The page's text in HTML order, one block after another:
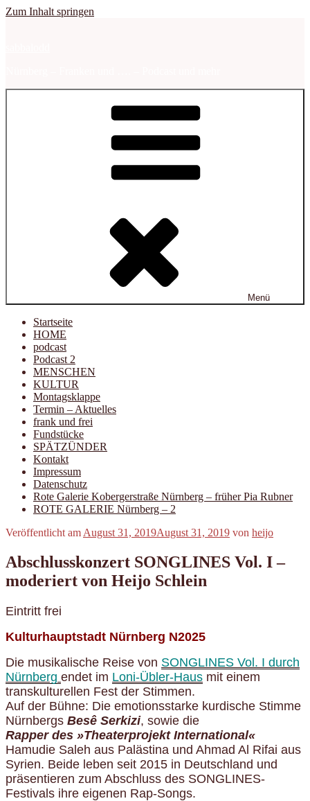
Zum Inhalt springen
Menü
Startseite
HOME
podcast
Podcast 2
MENSCHEN
KULTUR
Montagsklappe
Termin – Aktuelles
frank und frei
Fundstücke
SPÄTZÜNDER
Kontakt
Impressum
Datenschutz
Rote Galerie Kobergerstraße Nürnberg – früher Pia Rubner
ROTE GALERIE Nürnberg – 2
Veröffentlicht am August 31, 2019August 31, 2019 von heijo
Abschlusskonzert SONGLINES Vol. I –
moderiert von Heijo Schlein
Eintritt frei
Kulturhauptstadt Nürnberg N2025
Die musikalische Reise von SONGLINES Vol. I durch
Nürnberg endet im Loni-Übler-Haus mit einem
transkulturellen Fest der Stimmen.
Auf der Bühne: Die emotionsstarke kurdische Stimme
Nürnbergs Besê Serkizi, sowie die
Rapper des »Theaterprojekt International«
Hamudie Saleh aus Palästina und Ahmad Al Rifai aus
Syrien. Beide leben seit 2015 in Deutschland und
präsentieren zum Abschluss des SONGLINES-
Festivals ihre eigenen Rap-Songs.